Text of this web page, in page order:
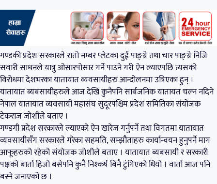
गण्डकी प्रदेश सरकारले रातो नम्बर प्लेटका दुई पाङ्ग्रे तथा चार पाङ्ग्रे निजि
सवारी साधनले यात्रु ओसारपोसार गर्ने पाउने गरी ऐन ल्याएपछि त्यसको
विरोधमा देशभरका यातायात व्यवसायीहरु आन्दोलनमा उत्रिएका हुन् ।
यातायात ब्यबसायीहरुले आज देखि कुनैपनि सार्बजनिक यातायत चल्न नदिने
नेपाल यातायात व्यवसायी महासंघ सुदूरपश्चिम प्रदेश समितिका संयोजक
टेकराज जोशीले बताए ।
गण्डगी प्रदेश सरकारले ल्याएको ऐन खारेज गर्नुपर्ने तथा विगतमा यातायात
व्यवसायीसँग सरकारले गरेका सहमति, सम्झौताहरु कार्यान्वयन हुनुपर्ने माग
आफूहरुको रहेको संयोजक जोशीले बताए । यातायात ब्यबसायी र सरकारी
पक्षको बार्ता हिजो बसेपनि कुनै निश्कर्ष बिनै टुंगिएको थियो । वार्ता आज पनि
बस्ने जनाएको छ ।